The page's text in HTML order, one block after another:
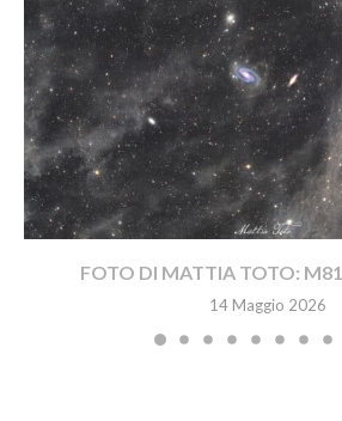
FOTO DI MATTIA TOTO:
14 Maggio 2026